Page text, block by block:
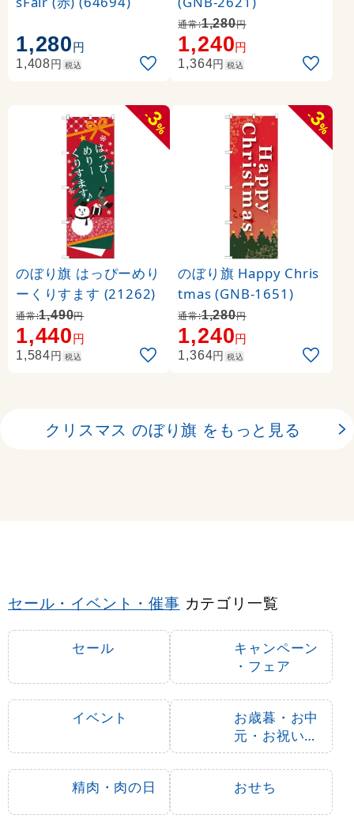
1,280円
1,408円 税込
通常:1,280円
1,240円
1,364円 税込
-
3
%
のぼり旗 はっぴーめり
ーくりすます (21262)
通常:1,490円
1,440円
1,584円 税込
-
3
%
のぼり旗 Happy Chris
tmas (GNB-1651)
通常:1,280円
1,240円
1,364円 税込
クリスマス のぼり旗 をもっと見る
セール・イベント・催事 カテゴリ一覧
セール
キャンペーン
・フェア
イベント
お歳暮・お中
元・お祝いギ
フト
精肉・肉の日
おせち